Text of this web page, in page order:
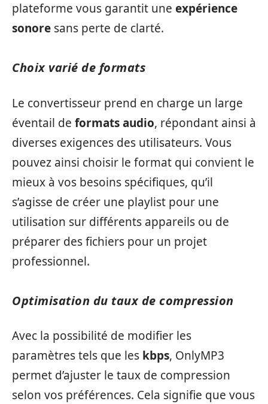
plateforme vous garantit une expérience
sonore sans perte de clarté.
Choix varié de formats
Le convertisseur prend en charge un large
éventail de formats audio, répondant ainsi à
diverses exigences des utilisateurs. Vous
pouvez ainsi choisir le format qui convient le
mieux à vos besoins spécifiques, qu’il
s’agisse de créer une playlist pour une
utilisation sur différents appareils ou de
préparer des fichiers pour un projet
professionnel.
Optimisation du taux de compression
Avec la possibilité de modifier les
paramètres tels que les kbps, OnlyMP3
permet d’ajuster le taux de compression
selon vos préférences. Cela signifie que vous